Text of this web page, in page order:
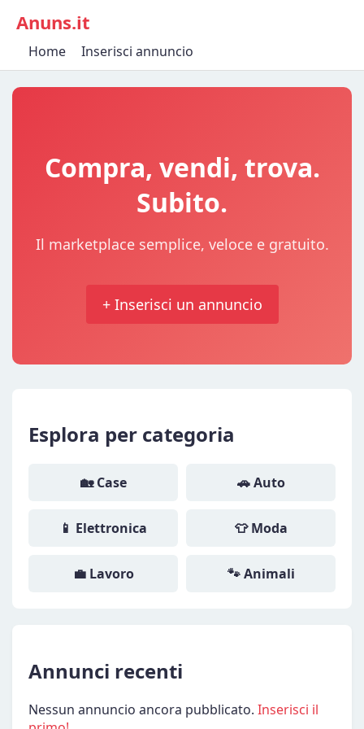
Anuns.it
Home Inserisci annuncio
Compra, vendi, trova.
Subito.
Il marketplace semplice, veloce e gratuito.
+ Inserisci un annuncio
Esplora per categoria
🏡 Case 🚗 Auto
📱 Elettronica 👕 Moda
💼 Lavoro 🐾 Animali
Annunci recenti
Nessun annuncio ancora pubblicato. Inserisci il